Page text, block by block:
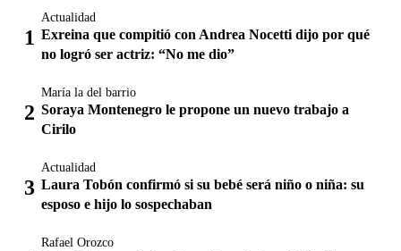
Actualidad
Exreina que compitió con Andrea Nocetti dijo por qué
no logró ser actriz: “No me dio”
María la del barrio
Soraya Montenegro le propone un nuevo trabajo a
Cirilo
Actualidad
Laura Tobón confirmó si su bebé será niño o niña: su
esposo e hijo lo sospechaban
Rafael Orozco